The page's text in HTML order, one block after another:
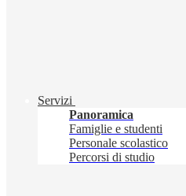
Servizi
Panoramica
Famiglie e studenti
Personale scolastico
Percorsi di studio